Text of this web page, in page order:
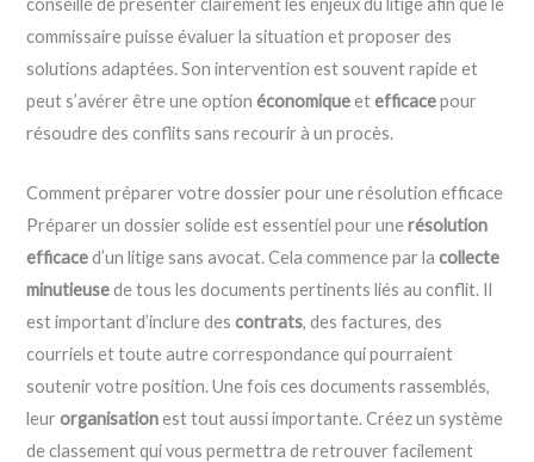
commissaire puisse évaluer la situation et proposer des
solutions adaptées. Son intervention est souvent rapide et
peut s’avérer être une optionéconomiqueetefficacepour
résoudre des conflits sans recourir à un procès.
Comment préparer votre dossier pour une résolution efficace
Préparer un dossier solide est essentiel pour unerésolution
efficaced’un litige sans avocat. Cela commence par lacollecte
minutieusede tous les documents pertinents liés au conflit. Il
est important d’inclure descontrats, des factures, des
courriels et toute autre correspondance qui pourraient
soutenir votre position. Une fois ces documents rassemblés,
leurorganisationest tout aussi importante. Créez un système
de classement qui vous permettra de retrouver facilement